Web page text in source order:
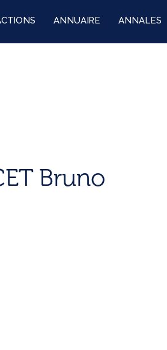
ANNUAIRE ANNALES
Bruno